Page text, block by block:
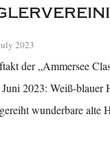
2023
der „Ammersee
2023: Weiß-blauer
wunderbare alte